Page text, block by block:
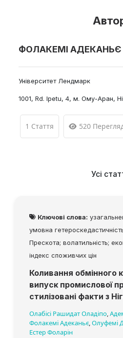
ФОЛАКЕМІ АДЕКАНЬЄ
Університет Лендмарк
1001, Rd. Ipetu, 4, м. Ому-Аран,
1 Стаття 520
Усі
Ключові слова:
умовна
Прескота; волатильність;
індекс споживчих цін
Коливання обмінного
випуск промислової
стилізовані факти з
Олабісі Рашидат Оладіпо,
Фолакемі Адеканьє,Олуфемі
Естер Фоларін